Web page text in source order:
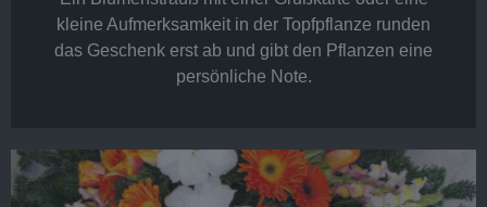
kleine Aufmerksamkeit in der Topfpflanze runden
das Geschenk erst ab und gibt den Pflanzen eine
persönliche Note.